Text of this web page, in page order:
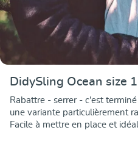
DidySling Ocean size
Rabattre - serrer - c'est
une variante particulièrement
Facile à mettre en place et